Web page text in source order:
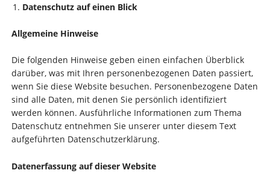
Datenschutz auf einen Blick
Allgemeine Hinweise
Die folgenden Hinweise geben einen einfachen Überblick
darüber, was mit Ihren personenbezogenen Daten passiert,
wenn Sie diese Website besuchen. Personenbezogene Daten
sind alle Daten, mit denen Sie persönlich identifiziert
werden können. Ausführliche Informationen zum Thema
Datenschutz entnehmen Sie unserer unter diesem Text
aufgeführten Datenschutzerklärung.
Datenerfassung auf dieser Website